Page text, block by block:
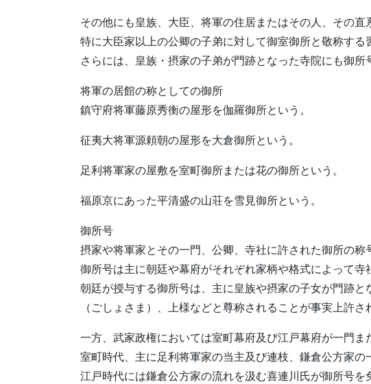
その他にも皇族、大臣、将軍の住居またはその人、その直
特に大臣家以上の公卿の子弟に対して御室御所と敬称す
さらには、皇族・摂家の子弟が門跡となった寺院にも御所
将軍の居館の称としての御所
鎮守府将軍藤原秀衡の屋形を伽羅御所という。
征夷大将軍源頼朝の屋形を大倉御所という。
足利将軍家の屋敷を室町御所または花の御所という。
福原京にあった平清盛の山荘を雪見御所という。
御所号
摂家や将軍家とその一門、公卿、寺社に許された御所の称
御所号は主に朝廷や幕府がそれぞれ家柄や格式によって
朝廷が授与する御所号は、主に皇族や摂家の子女が門跡
（ごしょさま）、上様などと尊称されることが事実上許さ
一方、武家政権においては室町幕府及び江戸幕府が一門
室町時代、主に足利将軍家の当主及び連枝、鎌倉公方家
江戸時代には鎌倉公方家の流れを汲む喜連川氏が御所号を